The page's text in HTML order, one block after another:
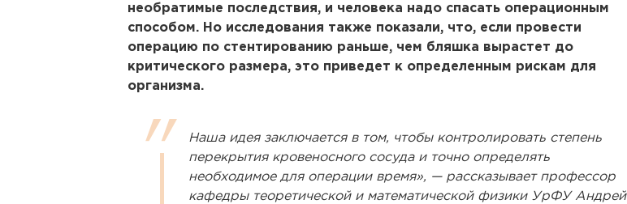
необратимые последствия, и человека надо спасать операционным
способом. Но исследования также показали, что, если провести
операцию по стентированию раньше, чем бляшка вырастет до
критического размера, это приведет к определенным рискам для
организма.
Наша идея заключается в том, чтобы контролировать степень
перекрытия кровеносного сосуда и точно определять
необходимое для операции время», — рассказывает профессор
кафедры теоретической и математической физики УрФУ Андрей